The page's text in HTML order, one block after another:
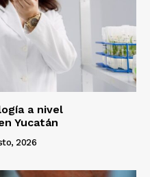
a nivel
Yucatán
2026